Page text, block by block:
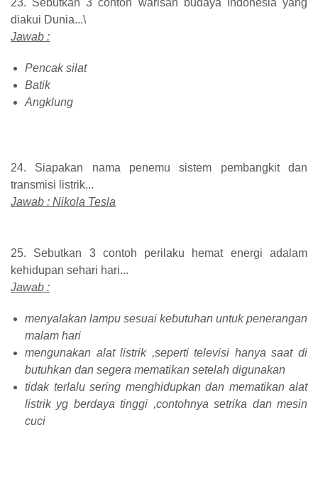
diakui Dunia...\
Jawab :
Pencak silat
Batik
Angklung
24. Siapakan nama penemu sistem pembangkit dan
transmisi listrik...
Jawab : Nikola Tesla
25. Sebutkan 3 contoh perilaku hemat energi adalam
kehidupan sehari hari...
Jawab :
menyalakan lampu sesuai kebutuhan untuk penerangan
malam hari
mengunakan alat listrik ,seperti televisi hanya saat di
butuhkan dan segera mematikan setelah digunakan
tidak terlalu sering menghidupkan dan mematikan alat
listrik yg berdaya tinggi ,contohnya setrika dan mesin
cuci